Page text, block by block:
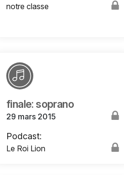
notre classe
finale: soprano
29 mars 2015
Podcast:
Le Roi Lion